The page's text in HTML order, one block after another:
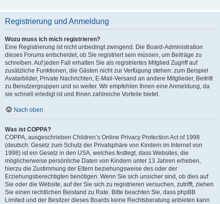
Registrierung und Anmeldung
Wozu muss ich mich registrieren?
Eine Registrierung ist nicht unbedingt zwingend. Die Board-Administration
dieses Forums entscheidet, ob Sie registriert sein müssen, um Beiträge zu
schreiben. Auf jeden Fall erhalten Sie als registriertes Mitglied Zugriff auf
zusätzliche Funktionen, die Gästen nicht zur Verfügung stehen: zum Beispiel
Avatarbilder, Private Nachrichten, E-Mail-Versand an andere Mitglieder, Beitritt
zu Benutzergruppen und so weiter. Wir empfehlen Ihnen eine Anmeldung, da
sie schnell erledigt ist und Ihnen zahlreiche Vorteile bietet.
Nach oben
Was ist COPPA?
COPPA, ausgeschrieben Children’s Online Privacy Protection Act of 1998
(deutsch: Gesetz zum Schutz der Privatsphäre von Kindern im Internet von
1998) ist ein Gesetz in den USA, welches festlegt, dass Websites, die
möglicherweise persönliche Daten von Kindern unter 13 Jahren erheben,
hierzu die Zustimmung der Eltern beziehungsweise des oder der
Erziehungsberechtigten benötigen. Wenn Sie sich unsicher sind, ob dies auf
Sie oder die Website, auf der Sie sich zu registrieren versuchen, zutrifft, ziehen
Sie einen rechtlichen Beistand zu Rate. Bitte beachten Sie, dass phpBB
Limited und der Besitzer dieses Boards keine Rechtsberatung anbieten kann